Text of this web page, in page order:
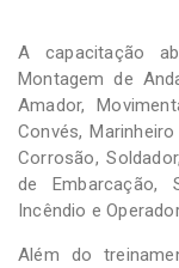
A capacitação
Montagem de
Amador,
Convés,
Corrosão,
de Embarcação,
Incêndio e
Além do